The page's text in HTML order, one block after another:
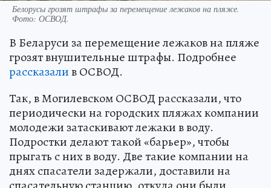
Белорусы грозят штрафы за перемещение лежаков на пляже.
Фото: ОСВОД.
В Беларуси за перемещение лежаков на пляже
грозят внушительные штрафы. Подробнее
рассказалив ОСВОД.
Так, в Могилевском ОСВОД рассказали, что
периодически на городских пляжах компании
молодежи затаскивают лежаки в воду.
Подростки делают такой «барьер», чтобы
прыгать с них в воду. Две такие компании на
днях спасатели задержали, доставили на